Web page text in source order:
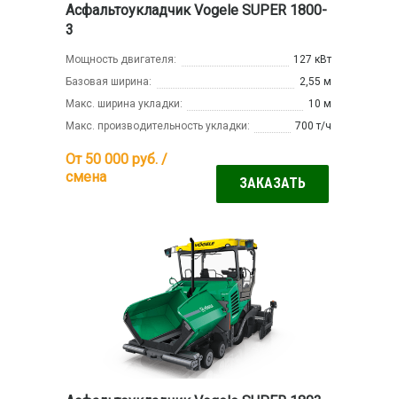
Асфальтоукладчик Vogele SUPER 1800-
3
Мощность двигателя:
127 кВт
Базовая ширина:
2,55 м
Макс. ширина укладки:
10 м
Макс. производительность укладки:
700 т/ч
От 50 000 руб. /
смена
ЗАКАЗАТЬ